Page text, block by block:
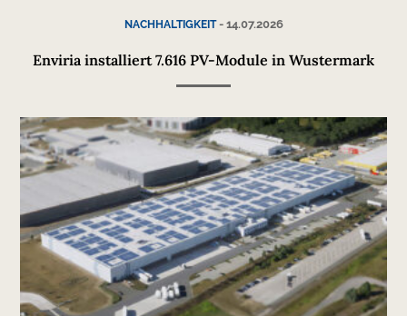
NACHHALTIGKEIT- 14.07.2026
Enviria installiert 7.616 PV-Module in Wustermark